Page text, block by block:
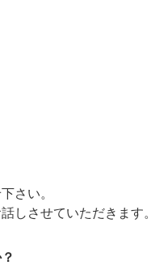
さい。
しさせていただきます。